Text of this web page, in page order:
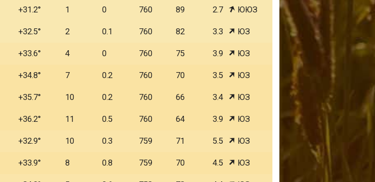
+31.2 1 0 760 89 2.7 ЮЮЗ
+32.5 2 0.1 760 82 3.3 ЮЗ
+33.6 4 0 760 75 3.9 ЮЗ
+34.8 7 0.2 760 70 3.5 ЮЗ
+35.7 10 0.2 760 66 3.4 ЮЗ
+36.2 11 0.5 760 64 3.9 ЮЗ
+32.9 10 0.3 759 71 5.5 ЮЗ
+33.9 8 0.8 759 70 4.5 ЮЗ